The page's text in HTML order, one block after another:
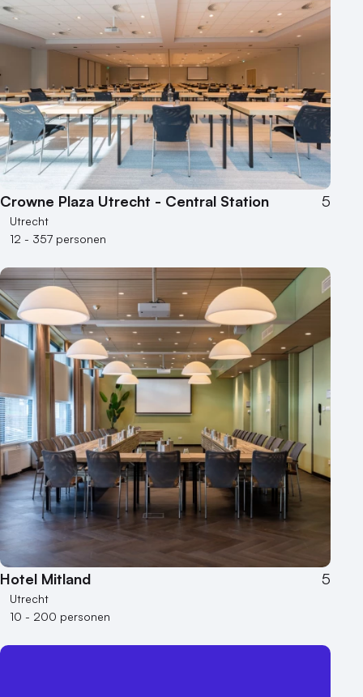
Crowne Plaza Utrecht - Central Station 5
Utrecht
12 - 357 personen
Hotel Mitland 5
Utrecht
10 - 200 personen